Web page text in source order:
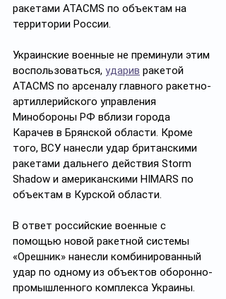
ракетами ATACMS по объектам на
территории России.
Украинские военные не преминули этим
воспользоваться, ударив ракетой
ATACMS по арсеналу главного ракетно-
артиллерийского управления
Минобороны РФ вблизи города
Карачев в Брянской области. Кроме
того, ВСУ нанесли удар британскими
ракетами дальнего действия Storm
Shadow и американскими HIMARS по
объектам в Курской области.
В ответ российские военные с
помощью новой ракетной системы
«Орешник» нанесли комбинированный
удар по одному из объектов оборонно-
промышленного комплекса Украины.